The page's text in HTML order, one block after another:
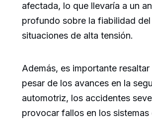
afectada, lo que llevaría a un
profundo sobre la fiabilidad
situaciones de alta tensión.
Además, es importante resaltar
pesar de los avances en la
automotriz, los accidentes
provocar fallos en los sistemas